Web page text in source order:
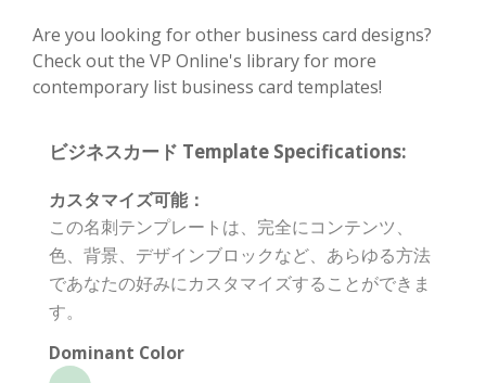
Are you looking for other business card designs?
Check out the VP Online's library for more
contemporary list business card templates!
ビジネスカード Template Specifications:
カスタマイズ可能：
この名刺テンプレートは、完全にコンテンツ、
色、背景、デザインブロックなど、あらゆる方法
であなたの好みにカスタマイズすることができま
す。
Dominant Color